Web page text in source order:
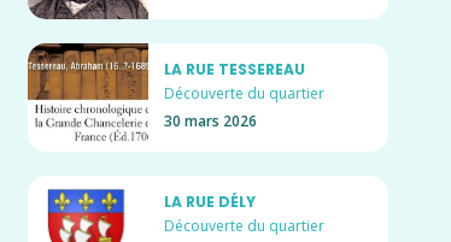
LA RUE TESSEREAU
Découverte du quartier
30 mars 2026
LA RUE DÉLY
Découverte du quartier